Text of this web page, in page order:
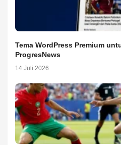
Tema WordPress Premium
ProgresNews
14 Juli 2026